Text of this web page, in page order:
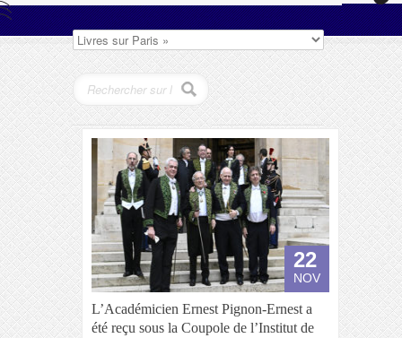
22
NOV
L’Académicien Ernest Pignon-Ernest a
été reçu sous la Coupole de l’Institut de